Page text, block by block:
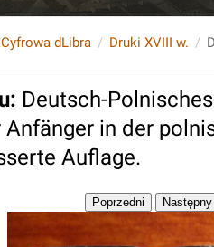
dLibra Druki XVIII w.
: Deutsch-
in der
Auflage.